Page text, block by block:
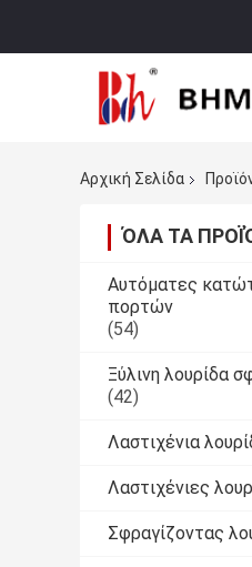
Αρχική Σελίδα
ΌΛΑ ΤΑ
Αυτόματες
πορτών
(54)
Ξύλινη λουρίδα
(42)
Λαστιχένια
Λαστιχένιες
Σφραγίζοντας